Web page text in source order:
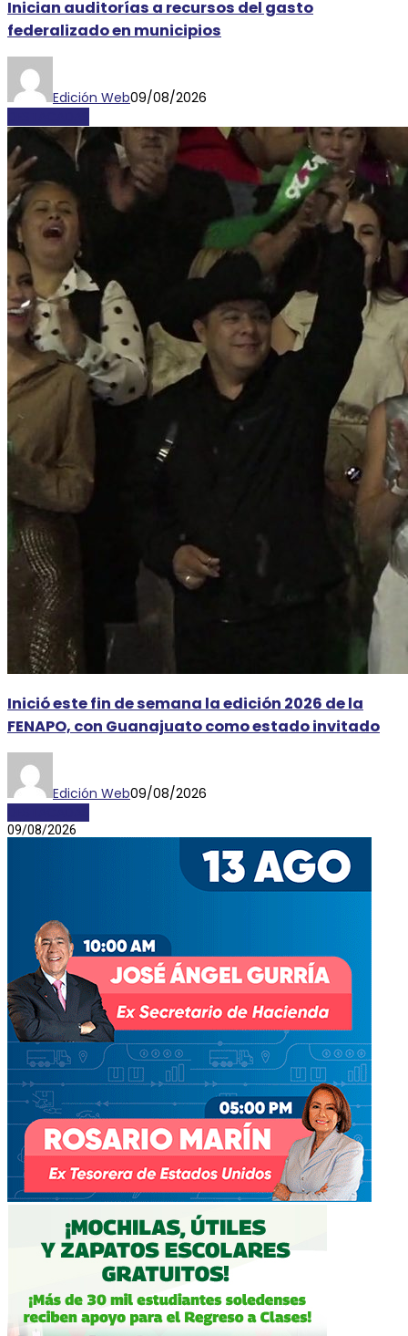
Inician auditorías a recursos del gasto
federalizado en municipios
Edición Web09/08/2026
Inició este fin de semana la edición 2026 de la
FENAPO, con Guanajuato como estado invitado
Edición Web09/08/2026
09/08/2026